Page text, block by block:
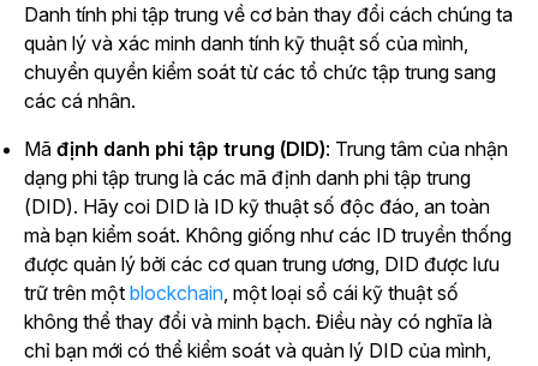
Danh tính phi tập trung về cơ bản thay đổi cách chúng ta
quản lý và xác minh danh tính kỹ thuật số của mình,
chuyển quyền kiểm soát từ các tổ chức tập trung sang
các cá nhân.
Mã định danh phi tập trung (DID): Trung tâm của nhận
dạng phi tập trung là các mã định danh phi tập trung
(DID). Hãy coi DID là ID kỹ thuật số độc đáo, an toàn
mà bạn kiểm soát. Không giống như các ID truyền thống
được quản lý bởi các cơ quan trung ương, DID được lưu
trữ trên một blockchain, một loại sổ cái kỹ thuật số
không thể thay đổi và minh bạch. Điều này có nghĩa là
chỉ bạn mới có thể kiểm soát và quản lý DID của mình,